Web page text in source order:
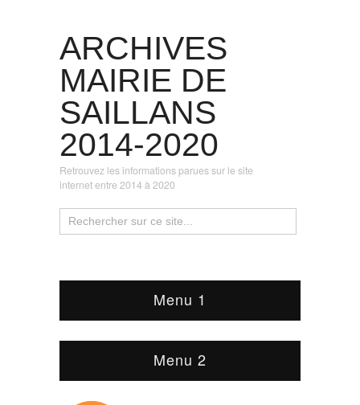
ARCHIVES
MAIRIE DE
SAILLANS
2014-2020
Retrouvez les informations parues sur le site
internet entre 2014 à 2020
Menu 1
Menu 2